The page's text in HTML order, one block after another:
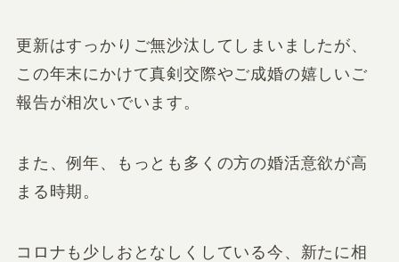
更新はすっかりご無沙汰してしまいましたが、
この年末にかけて真剣交際やご成婚の嬉しいご
報告が相次いでいます。
また、例年、もっとも多くの方の婚活意欲が高
まる時期。
コロナも少しおとなしくしている今、新たに相